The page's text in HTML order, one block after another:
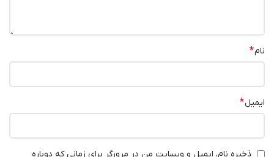
نام*
ایمیل*
ذخیره نام، ایمیل و وبسایت من در مرورگر برای زمانی که دوباره